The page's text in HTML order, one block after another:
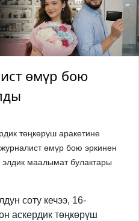
өмүр бою
төңкөрүш аракетине
өмүр бою эркинен
маалымат булактары
соту кечээ, 16-
аскердик төңкөрүш